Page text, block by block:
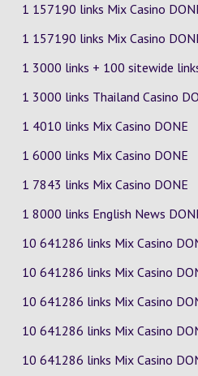
1 157190 links Mix Casino
1 157190 links Mix Casino
1 3000 links + 100 sitewide
1 3000 links Thailand Casino
1 4010 links Mix Casino DONE
1 6000 links Mix Casino DONE
1 7843 links Mix Casino DONE
1 8000 links English News
10 641286 links Mix Casino
10 641286 links Mix Casino
10 641286 links Mix Casino
10 641286 links Mix Casino
10 641286 links Mix Casino